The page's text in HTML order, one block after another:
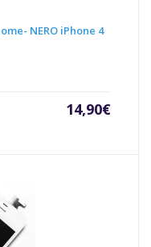
NERO iPhone 4
14,90€